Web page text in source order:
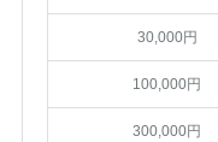
30,000円
100,000円
300,000円